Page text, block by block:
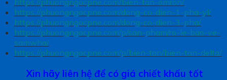
https://phuongngocpne.com/dong-co-dien-1-pha-yl/
https://phuongngocpne.com/dong-co-dien-3-pha/
https://phuongngocpne.com/p/san-pham/ro-le-bao-ve-
samwha/
https://phuongngocpne.com/p/bien-tan/bien-tan-delta/
Xin hãy liên hệ để có giá chiết khấu tốt